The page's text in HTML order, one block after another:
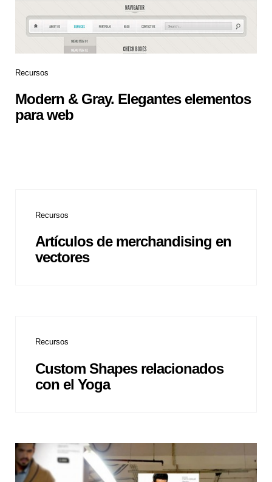
Recursos
Modern & Gray. Elegantes elementos
para web
Recursos
Artículos de merchandising en
vectores
Recursos
Custom Shapes relacionados
con el Yoga